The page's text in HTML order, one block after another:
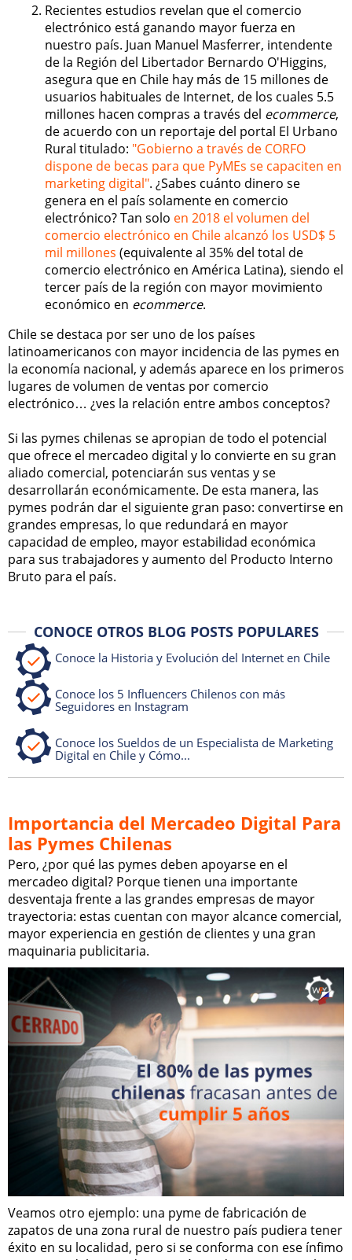
Recientes estudios revelan que el comercio
electrónico está ganando mayor fuerza en
nuestro país. Juan Manuel Masferrer, intendente
de la Región del Libertador Bernardo O'Higgins,
asegura que en Chile hay más de 15 millones de
usuarios habituales de Internet, de los cuales 5.5
millones hacen compras a través del ecommerce,
de acuerdo con un reportaje del portal El Urbano
Rural titulado: "Gobierno a través de CORFO
dispone de becas para que PyMEs se capaciten en
marketing digital". ¿Sabes cuánto dinero se
genera en el país solamente en comercio
electrónico? Tan solo en 2018 el volumen del
comercio electrónico en Chile alcanzó los USD$ 5
mil millones (equivalente al 35% del total de
comercio electrónico en América Latina), siendo el
tercer país de la región con mayor movimiento
económico en ecommerce.
Chile se destaca por ser uno de los países
latinoamericanos con mayor incidencia de las pymes en
la economía nacional, y además aparece en los primeros
lugares de volumen de ventas por comercio
electrónico… ¿ves la relación entre ambos conceptos?
Si las pymes chilenas se apropian de todo el potencial
que ofrece el mercadeo digital y lo convierte en su gran
aliado comercial, potenciarán sus ventas y se
desarrollarán económicamente. De esta manera, las
pymes podrán dar el siguiente gran paso: convertirse en
grandes empresas, lo que redundará en mayor
capacidad de empleo, mayor estabilidad económica
para sus trabajadores y aumento del Producto Interno
Bruto para el país.
CONOCE OTROS BLOG POSTS POPULARES
Conoce la Historia y Evolución del Internet en Chile
Conoce los 5 Influencers Chilenos con más
Seguidores en Instagram
Conoce los Sueldos de un Especialista de Marketing
Digital en Chile y Cómo...
Importancia del Mercadeo Digital Para
las Pymes Chilenas
Pero, ¿por qué las pymes deben apoyarse en el
mercadeo digital? Porque tienen una importante
desventaja frente a las grandes empresas de mayor
trayectoria: estas cuentan con mayor alcance comercial,
mayor experiencia en gestión de clientes y una gran
maquinaria publicitaria.
Veamos otro ejemplo: una pyme de fabricación de
zapatos de una zona rural de nuestro país pudiera tener
éxito en su localidad, pero si se conforma con ese ínfimo